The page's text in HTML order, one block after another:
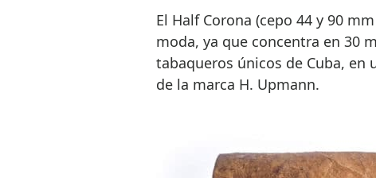
El Half Corona (cepo 44 y 90
moda, ya que concentra en 30
tabaqueros únicos de Cuba,
de la marca H. Upmann.